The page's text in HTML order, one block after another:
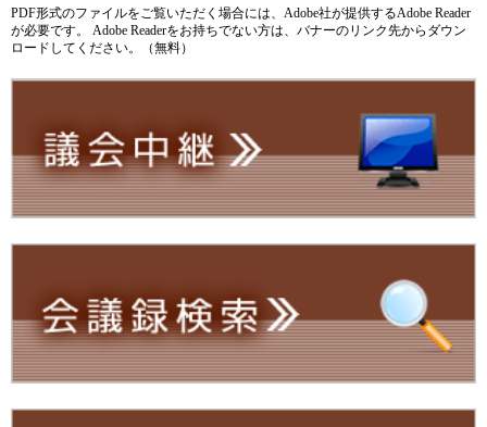
PDF形式のファイルをご覧いただく場合には、Adobe社が提供するAdobe Reader
が必要です。
Adobe Readerをお持ちでない方は、バナーのリンク先からダウン
ロードしてください。（無料）